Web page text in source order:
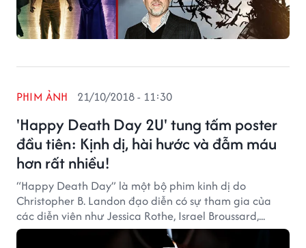
'Happy Death Day 2U' tung tấm poster
đầu tiên: Kịnh dị, hài hước và đẫm máu
hơn rất nhiều!
PHIM ẢNH 21/10/2018 - 11:30
“Happy Death Day” là một bộ phim kinh dị do
Christopher B. Landon đạo diễn có sự tham gia của
các diễn viên như Jessica Rothe, Israel Broussard,...